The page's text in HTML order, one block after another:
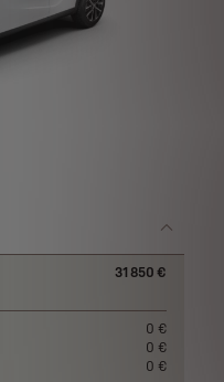
31 850 €
0 €
0 €
0 €